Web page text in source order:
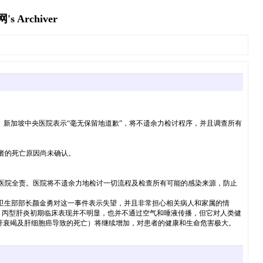
's Archiver
加坡中央医院表示“毫无保留地道歉”，将不遗余力检讨程序，并且调查所有
死亡原因尚未确认。
全责。医院将不遗余力地检讨一切流程及检查所有可能的感染来源，防止
部部长颜金勇对这一事件表示失望，并且非常担心相关病人和家属的情
型肝炎初期临床表现并不明显，也并不通过空气和唾液传播，但它对人类健
竭及肝细胞癌导致的死亡）将继续增加，对患者的健康和生命危害极大。